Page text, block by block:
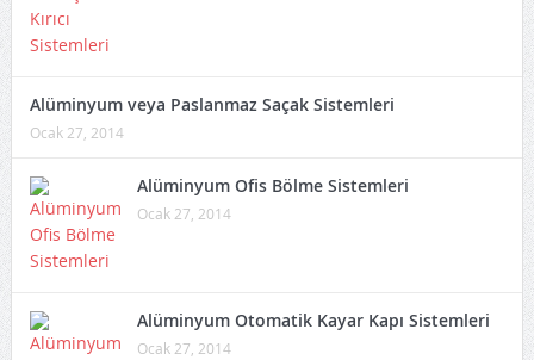
Alüminyum veya Paslanmaz Saçak Sistemleri
Ocak 27, 2014
Alüminyum Ofis Bölme Sistemleri
Ocak 27, 2014
Alüminyum Otomatik Kayar Kapı Sistemleri
Ocak 27, 2014